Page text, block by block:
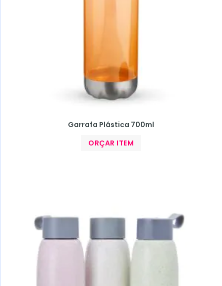
Garrafa Plástica 700ml
ORÇAR ITEM